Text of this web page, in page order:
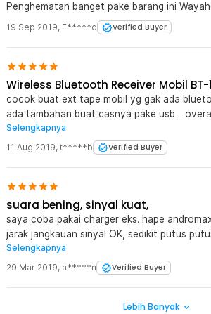
Penghematan banget pake barang ini
19 Sep 2019, F*****d Verified Buyer
Wireless Bluetooth Receiver Mobil BT-
cocok buat ext tape mobil yg gak ada
ada tambahan buat casnya pake usb ..
gak perlu pake kabel aux lagi pas dimobil ...
Selengkapnya
11 Aug 2019, t*****b Verified Buyer
suara bening, sinyal kuat,
saya coba pakai charger eks. hape
jarak jangkauan sinyal OK, sedikit putus
masuk ruangan banyak lorong/sekat
suara hampir no delay tested dengan lg v20
Selengkapnya
29 Mar 2019, a*****n Verified Buyer
Lebih Banyak